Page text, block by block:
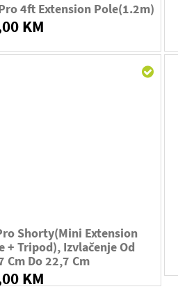
4ft Extension Pole(1.2m)
KM
Shorty(Mini Extension
+ Tripod), Izvlačenje Od
Cm Do 22,7 Cm
KM